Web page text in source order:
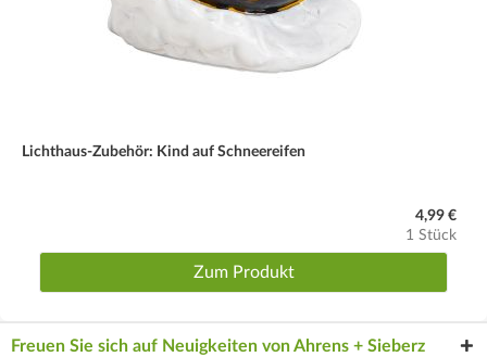
Lichthaus-Zubehör: Kind auf Schneereifen
4,99 €
1 Stück
Zum Produkt
Freuen Sie sich auf Neuigkeiten von Ahrens + Sieberz